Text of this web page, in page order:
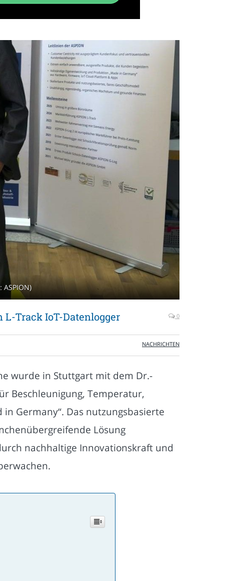
Track IoT-Datenlogger 0
NACHRICHTEN
wurde in Stuttgart mit dem Dr.-
Beschleunigung, Temperatur,
Germany“. Das nutzungsbasierte
Lösung
nachhaltige Innovationskraft und